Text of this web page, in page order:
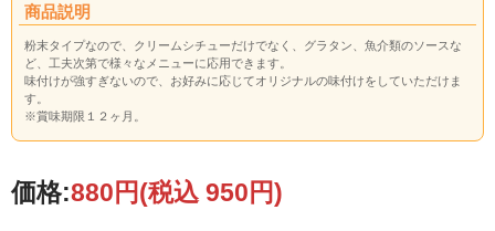
商品説明
粉末タイプなので、クリームシチューだけでなく、グラタン、魚介類のソースな
ど、工夫次第で様々なメニューに応用できます。
味付けが強すぎないので、お好みに応じてオリジナルの味付けをしていただけま
す。
※賞味期限１２ヶ月。
価格:880円(税込 950円)